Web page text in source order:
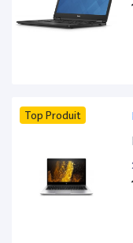
Top Produit